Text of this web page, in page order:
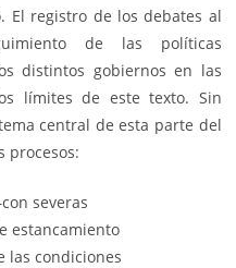
El registro de los debates al
de las políticas
distintos gobiernos en las
límites de este texto. Sin
central de esta parte del
procesos:
severas
estancamiento
las condiciones